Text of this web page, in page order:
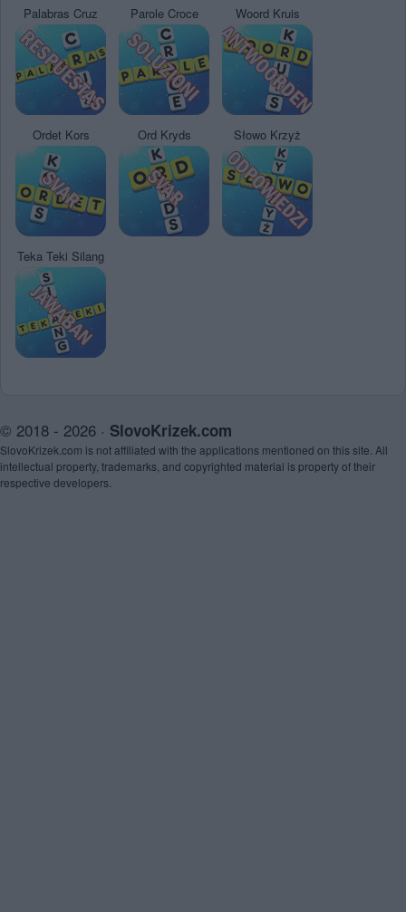
Palabras Cruz Parole Croce Woord Kruis
Ordet Kors Ord Kryds Słowo Krzyż
Teka Teki Silang
© 2018 - 2026 · SlovoKrizek.com
SlovoKrizek.com is not affiliated with the applications mentioned on this site. All
intellectual property, trademarks, and copyrighted material is property of their
respective developers.